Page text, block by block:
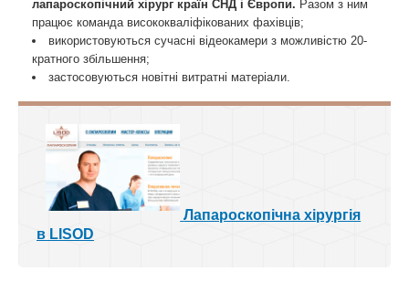
лапароскопічний хірург країн СНД і Європи. Разом з ним
працює команда висококваліфікованих фахівців;
використовуються сучасні відеокамери з можливістю 20-
кратного збільшення;
застосовуються новітні витратні матеріали.
Лапароскопічна хірургія
в LISOD